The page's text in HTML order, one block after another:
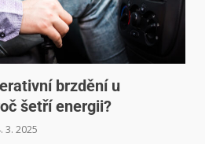
brzdění u
šetří energii?
3. 2025